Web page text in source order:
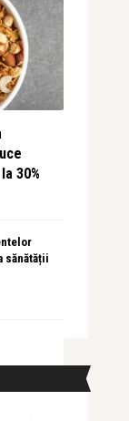
30%
sănătății